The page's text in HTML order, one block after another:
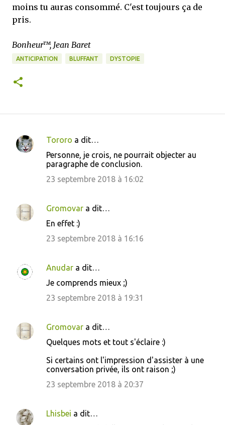
moins tu auras consommé. C'est toujours ça de
pris.
Bonheur™, Jean Baret
ANTICIPATION BLUFFANT DYSTOPIE
C
e
n
r
Tororo a dit…
Personne, je crois, ne pourrait objecter au
paragraphe de conclusion.
23 septembre 2018 à 16:02
Gromovar a dit…
En effet :)
23 septembre 2018 à 16:16
Anudar a dit…
Je comprends mieux ;)
23 septembre 2018 à 19:31
Gromovar a dit…
Quelques mots et tout s'éclaire :)
Si certains ont l'impression d'assister à une
conversation privée, ils ont raison ;)
23 septembre 2018 à 20:37
Lhisbei a dit…